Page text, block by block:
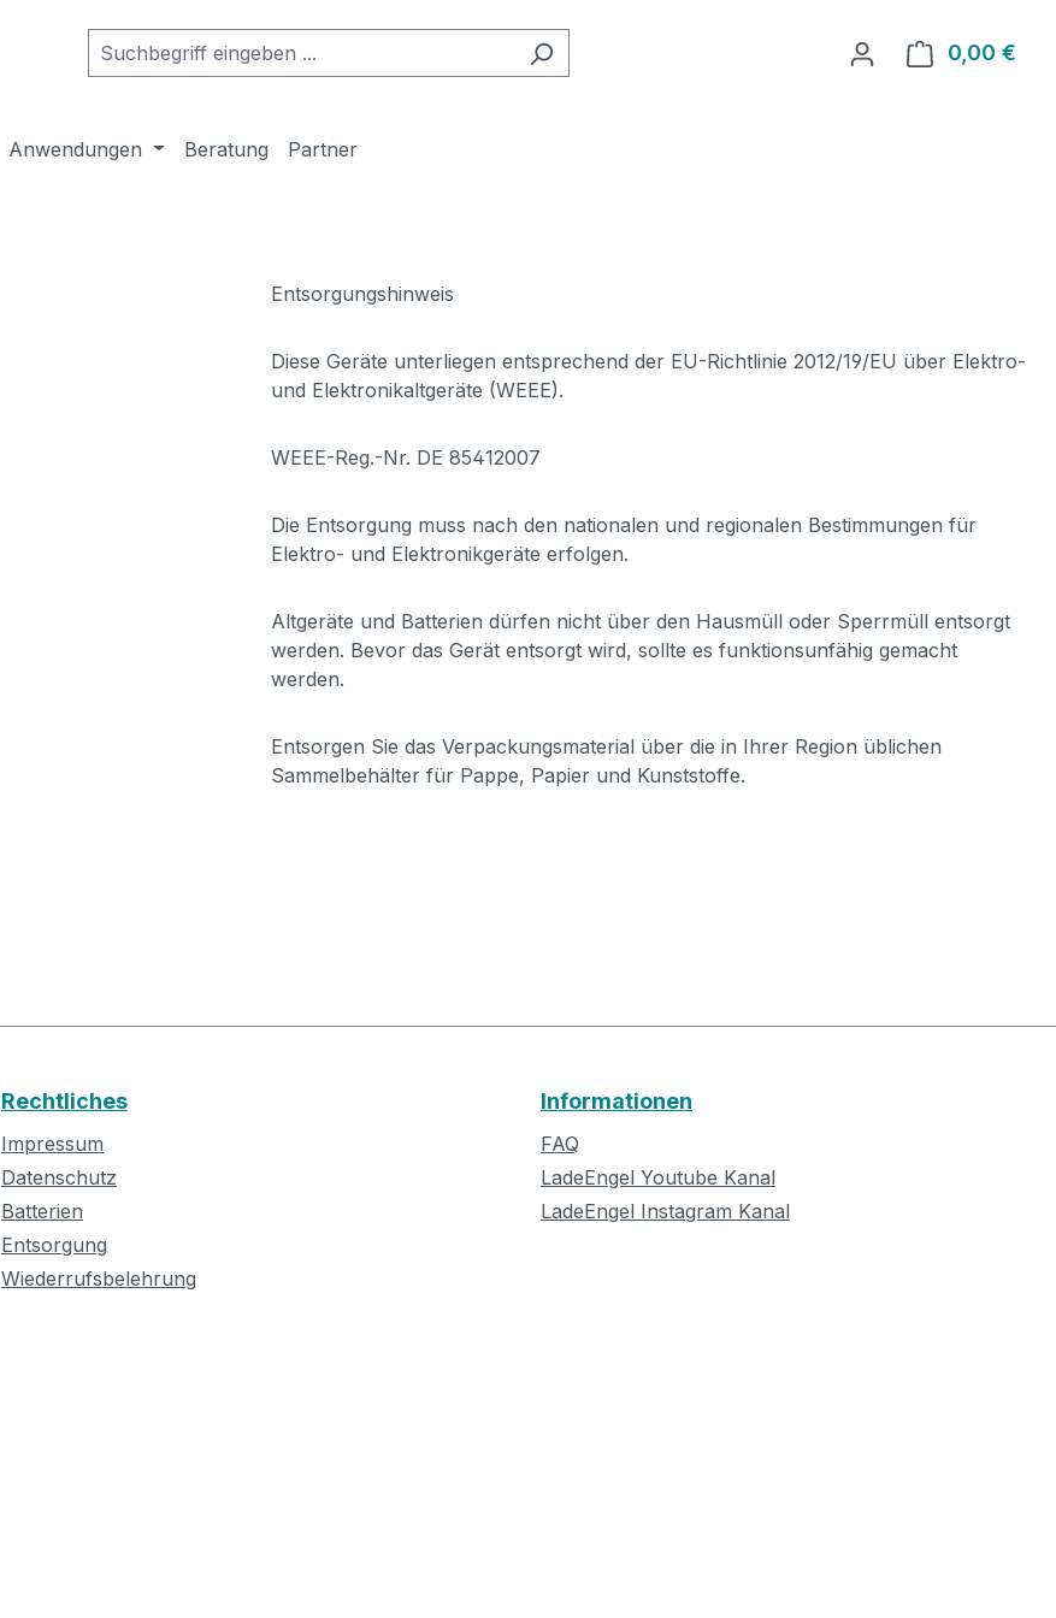
0,00 €
Anwendungen Beratung Partner
Entsorgungshinweis
Diese Geräte unterliegen entsprechend der EU-Richtlinie 2012/19/EU über Elektro-
und Elektronikaltgeräte (WEEE).
WEEE-Reg.-Nr. DE 85412007
Die Entsorgung muss nach den nationalen und regionalen Bestimmungen für
Elektro- und Elektronikgeräte erfolgen.
Altgeräte und Batterien dürfen nicht über den Hausmüll oder Sperrmüll entsorgt
werden. Bevor das Gerät entsorgt wird, sollte es funktionsunfähig gemacht
werden.
Entsorgen Sie das Verpackungsmaterial über die in Ihrer Region üblichen
Sammelbehälter für Pappe, Papier und Kunststoffe.
Rechtliches
Impressum
Datenschutz
Batterien
Entsorgung
Wiederrufsbelehrung
Informationen
FAQ
LadeEngel Youtube Kanal
LadeEngel Instagram Kanal